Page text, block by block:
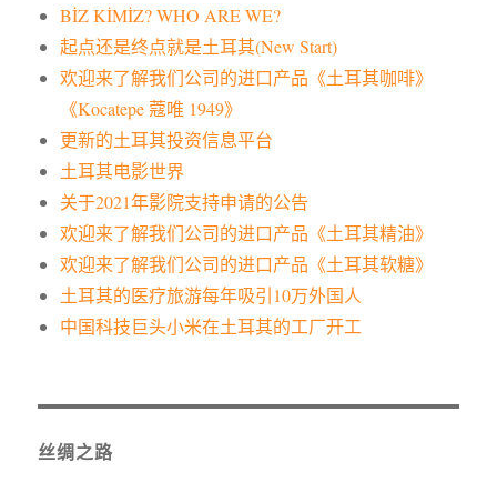
BİZ KİMİZ? WHO ARE WE?
起点还是终点就是土耳其(New Start)
欢迎来了解我们公司的进口产品《土耳其咖啡》
《Kocatepe 蔻唯 1949》
更新的土耳其投资信息平台
土耳其电影世界
关于2021年影院支持申请的公告
欢迎来了解我们公司的进口产品《土耳其精油》
欢迎来了解我们公司的进口产品《土耳其软糖》
土耳其的医疗旅游每年吸引10万外国人
中国科技巨头小米在土耳其的工厂开工
丝绸之路